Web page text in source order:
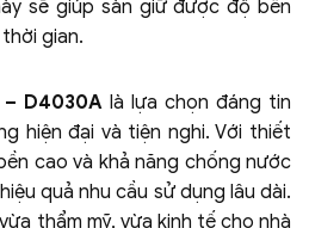
sẽ giúp sàn giữ được độ bền
gian.
– D4030A là lựa chọn đáng tin
hiện đại và tiện nghi. Với thiết
cao và khả năng chống nước
quả nhu cầu sử dụng lâu dài.
thẩm mỹ, vừa kinh tế cho nhà